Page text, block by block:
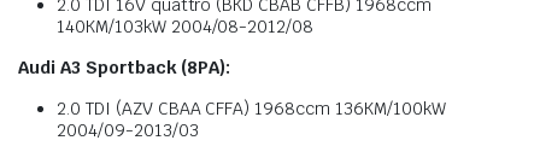
140KM/103kW 2004/08-2012/08
Audi A3 Sportback (8PA):
2.0 TDI (AZV CBAA CFFA) 1968ccm 136KM/100kW
2004/09-2013/03